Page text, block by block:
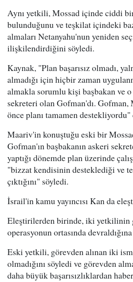
Aynı yetkili, Mossad içinde ciddi
bulunduğunu ve teşkilat içindeki
almaları Netanyahu'nun yeniden
ilişkilendirdiğini söyledi.
Kaynak, "Plan başarısız olmadı,
almadığı için hiçbir zaman
almakla sorumlu kişi başbakan ve
sekreteri olan Gofman'dı. Gofman,
önce planı tamamen destekliyordu"
Maariv'in konuştuğu eski bir
Gofman'ın başbakanın askeri
yaptığı dönemde plan üzerinde
"bizzat kendisinin desteklediği ve
çıktığını" söyledi.
İsrail'in kamu yayıncısı Kan da
Eleştirilerden birinde, iki yetkilinin
operasyonun ortasında
Eski yetkili, görevden alınan iki
olmadığını söyledi ve görevden
daha büyük başarısızlıklardan